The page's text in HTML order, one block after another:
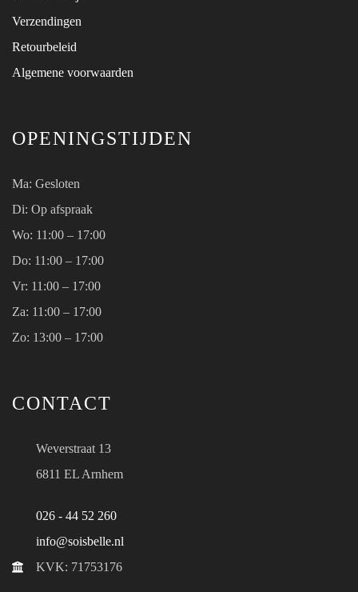
Verzendingen
Retourbeleid
Algemene voorwaarden
OPENINGSTIJDEN
Ma: Gesloten
Di: Op afspraak
Wo: 11:00 – 17:00
Do: 11:00 – 17:00
Vr: 11:00 – 17:00
Za: 11:00 – 17:00
Zo: 13:00 – 17:00
CONTACT
Weverstraat 13
6811 EL Arnhem
026 - 44 52 260
info@soisbelle.nl
KVK: 71753176